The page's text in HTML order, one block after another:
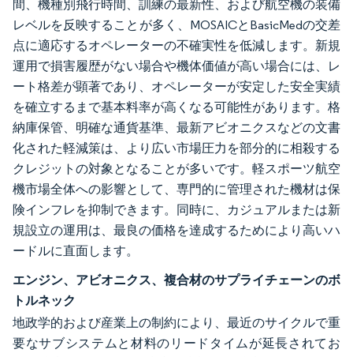
間、機種別飛行時間、訓練の最新性、および航空機の装備
レベルを反映することが多く、MOSAICとBasicMedの交差
点に適応するオペレーターの不確実性を低減します。新規
運用で損害履歴がない場合や機体価値が高い場合には、レ
ート格差が顕著であり、オペレーターが安定した安全実績
を確立するまで基本料率が高くなる可能性があります。格
納庫保管、明確な通貨基準、最新アビオニクスなどの文書
化された軽減策は、より広い市場圧力を部分的に相殺する
クレジットの対象となることが多いです。軽スポーツ航空
機市場全体への影響として、専門的に管理された機材は保
険インフレを抑制できます。同時に、カジュアルまたは新
規設立の運用は、最良の価格を達成するためにより高いハ
ードルに直面します。
エンジン、アビオニクス、複合材のサプライチェーンのボ
トルネック
地政学的および産業上の制約により、最近のサイクルで重
要なサブシステムと材料のリードタイムが延長されてお